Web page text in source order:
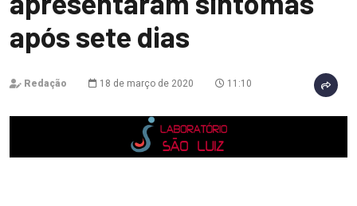
após sete dias
Redação 18 de março de 2020 11:10